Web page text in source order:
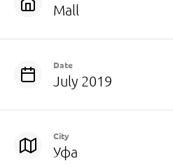
Mall
Date
July 2019
City
Уфа